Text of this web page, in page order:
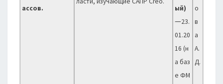
ассов.
ый)
—23.
01.20
16 (н
а баз
е ФМ
о
в
а
А.
Д.